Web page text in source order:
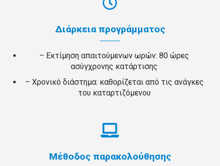
Διάρκεια προγράμματος
– Εκτίμηση απαιτούμενων ωρών: 80 ώρες
ασύγχρονης κατάρτισης
– Χρονικό διάστημα: καθορίζεται από τις ανάγκες
του καταρτιζόμενου
Μέθοδος παρακολούθησης